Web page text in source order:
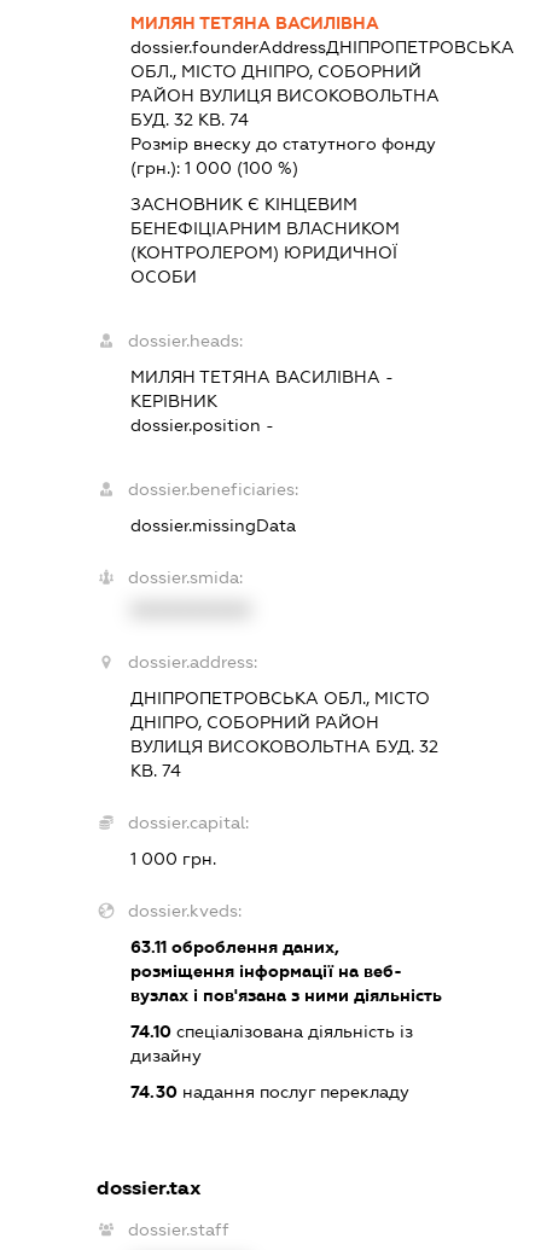
МИЛЯН ТЕТЯНА ВАСИЛІВНА
dossier.founderAddressДНІПРОПЕТРОВСЬКА
ОБЛ., МІСТО ДНІПРО, СОБОРНИЙ
РАЙОН ВУЛИЦЯ ВИСОКОВОЛЬТНА
БУД. 32 КВ. 74
Розмір внеску до статутного фонду
(грн.):1 000 (100 %)
ЗАСНОВНИК Є КІНЦЕВИМ
БЕНЕФІЦІАРНИМ ВЛАСНИКОМ
(КОНТРОЛЕРОМ) ЮРИДИЧНОЇ
ОСОБИ
dossier.heads:
МИЛЯН ТЕТЯНА ВАСИЛІВНА -
КЕРІВНИК
dossier.position -
dossier.beneficiaries:
dossier.missingData
dossier.smida:
dossier.address:
ДНІПРОПЕТРОВСЬКА ОБЛ., МІСТО
ДНІПРО, СОБОРНИЙ РАЙОН
ВУЛИЦЯ ВИСОКОВОЛЬТНА БУД. 32
КВ. 74
dossier.capital:
1 000 грн.
dossier.kveds:
63.11 оброблення даних,
розміщення інформації на веб-
вузлах і пов'язана з ними діяльність
74.10 спеціалізована діяльність із
дизайну
74.30 надання послуг перекладу
dossier.tax
dossier.staff